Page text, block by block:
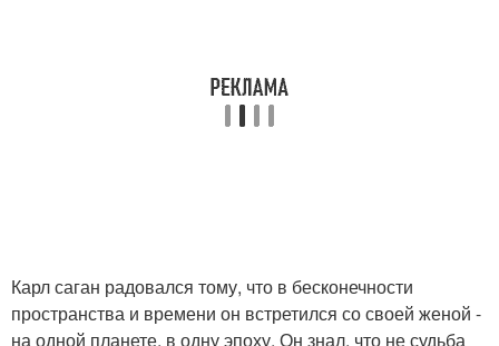
Карл саган радовался тому, что в бесконечности
пространства и времени он встретился со своей женой -
на одной планете, в одну эпоху. Он знал, что не судьба